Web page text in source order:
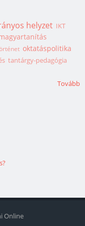
helyzet IKT
oktatáspolitika
tantárgy-pedagógia
Tovább
Online